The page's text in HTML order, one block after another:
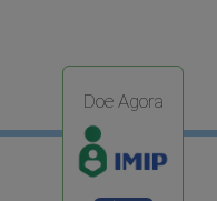
Doe Agora